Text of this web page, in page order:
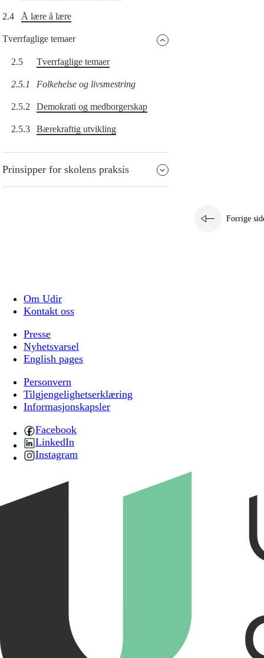
2.4 Å lære å lære
Tverrfaglige temaer
2.5 Tverrfaglige temaer
2.5.1 Folkehelse og livsmestring
2.5.2 Demokrati og medborgerskap
2.5.3 Bærekraftig utvikling
Prinsipper for skolens praksis
Forrige
Om Udir
Kontakt oss
Presse
Nyhetsvarsel
English pages
Personvern
Tilgjengelighetserklæring
Informasjonskapsler
Facebook
LinkedIn
Instagram